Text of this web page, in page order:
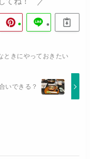
ときにやっておきたい
いできる？